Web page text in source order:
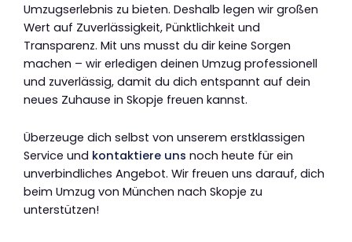
Umzugserlebnis zu bieten. Deshalb legen wir großen
Wert auf Zuverlässigkeit, Pünktlichkeit und
Transparenz. Mit uns musst du dir keine Sorgen
machen – wir erledigen deinen Umzug professionell
und zuverlässig, damit du dich entspannt auf dein
neues Zuhause in Skopje freuen kannst.
Überzeuge dich selbst von unserem erstklassigen
Service und kontaktiere uns noch heute für ein
unverbindliches Angebot. Wir freuen uns darauf, dich
beim Umzug von München nach Skopje zu
unterstützen!